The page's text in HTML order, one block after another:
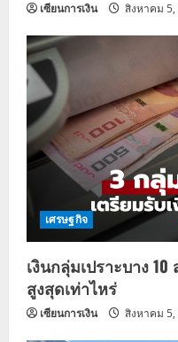
เซียนการเงิน สิงหาคม 5,
เศรษฐกิจ
เงินกลุ่มเปราะบาง
สูงสุดเท่าไหร่
เซียนการเงิน สิงหาคม 5,